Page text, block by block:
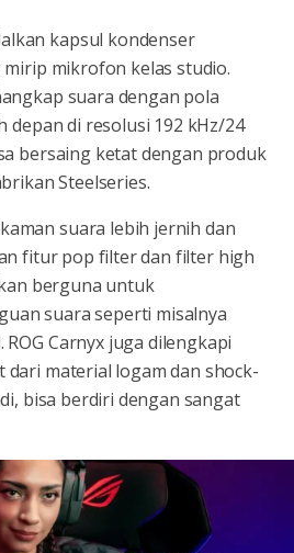
kapsul kondenser
mikrofon kelas studio.
suara dengan pola
depan di resolusi 192 kHz/24
bersaing ketat dengan produk
Steelseries.
suara lebih jernih dan
fitur pop filter dan filter high
berguna untuk
suara seperti misalnya
Carnyx juga dilengkapi
material logam dan shock-
bisa berdiri dengan sangat